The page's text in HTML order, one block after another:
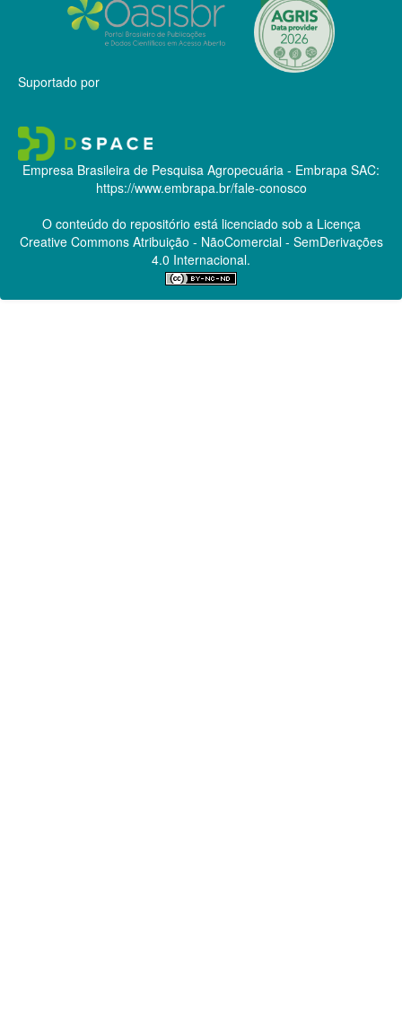
Suportado por
Empresa Brasileira de Pesquisa Agropecuária - Embrapa SAC:
https://www.embrapa.br/fale-conosco
O conteúdo do repositório está licenciado sob a Licença
Creative CommonsAtribuição - NãoComercial - SemDerivações
4.0 Internacional.